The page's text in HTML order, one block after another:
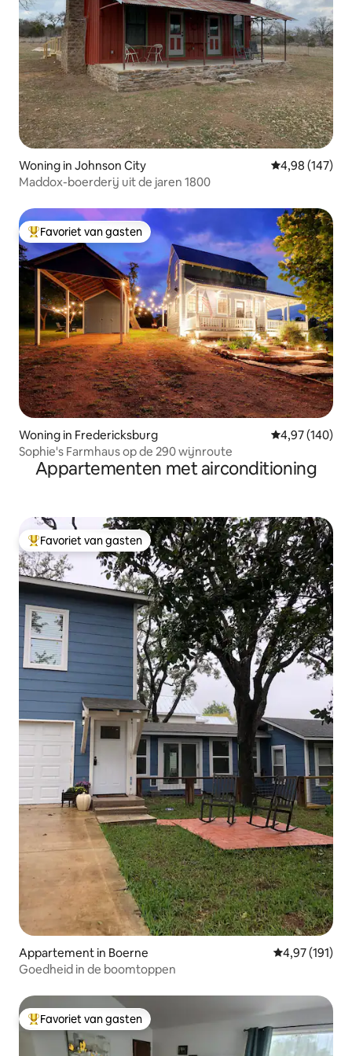
Woning in Johnson City Gemiddelde
4,98 (147)
Maddox-boerderij uit de jaren 1800
Topfavoriet van gasten
Favoriet van gasten
Woning in Fredericksburg Gemiddelde
4,97 (140)
Sophie's Farmhaus op de 290 wijnroute
Appartementen met airconditioning
Topfavoriet van gasten
Favoriet van gasten
Appartement in Boerne Gemiddelde
4,97 (191)
Goedheid in de boomtoppen
Topfavoriet van gasten
Favoriet van gasten